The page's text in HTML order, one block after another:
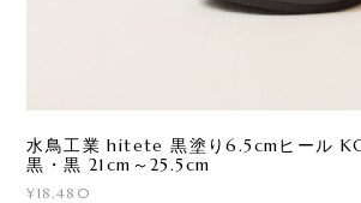
水鳥工業 hitete 黒塗り6.5cmヒール
黒・黒 21cm～25.5cm
¥18,480